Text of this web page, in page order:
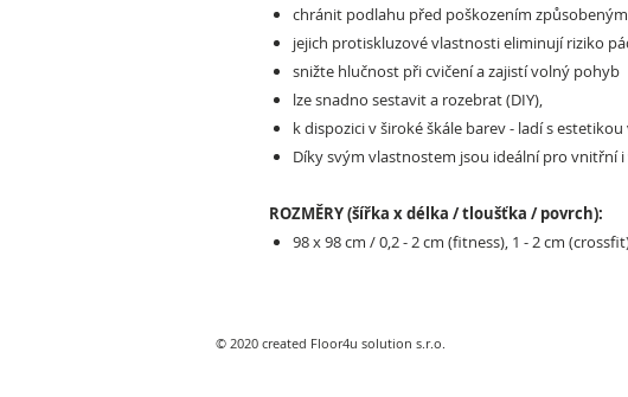
chránit podlahu před poškozením
jejich protiskluzové vlastnosti eliminují riziko
snižte hlučnost při cvičení a zajistí volný pohyb
lze snadno sestavit a rozebrat (DIY),
k dispozici v široké škále barev - ladí s
Díky svým vlastnostem jsou ideální pro vnitřní
ROZMĚRY (šířka x délka / tloušťka / povrch):
98 x 98 cm / 0,2 - 2 cm (fitness), 1 - 2 cm
© 2020 created Floor4u solution s.r.o.